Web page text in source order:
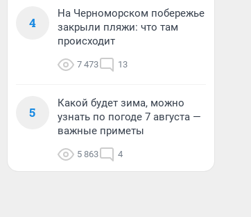
4
На Черноморском побережье
закрыли пляжи: что там
происходит
7 473 13
5
Какой будет зима, можно
узнать по погоде 7 августа —
важные приметы
5 863 4